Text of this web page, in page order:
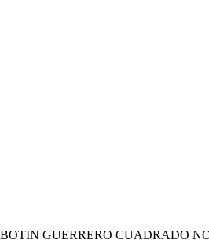
BOTIN GUERRERO CUADRADO